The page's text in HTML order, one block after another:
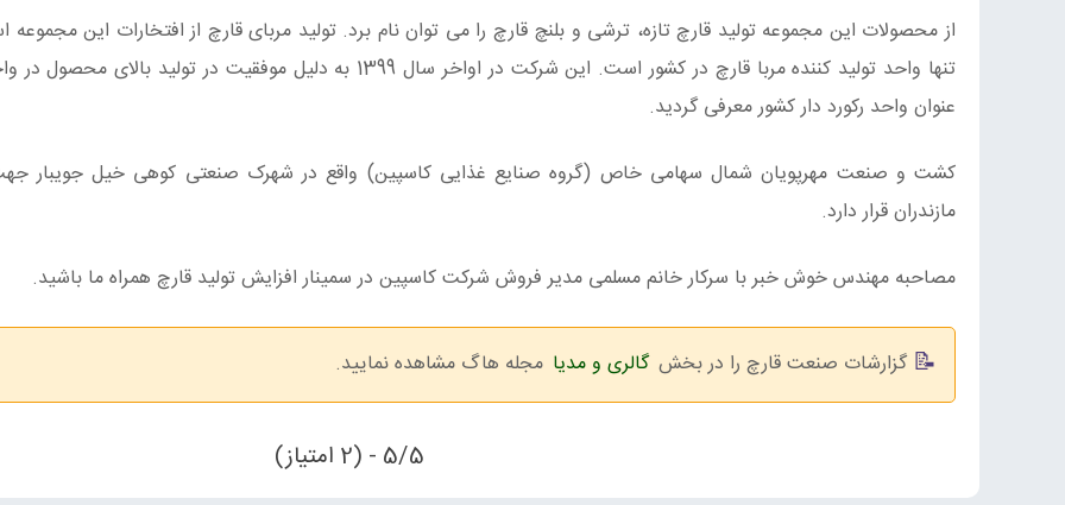
از محصولات این مجموعه تولید قارچ تازه، ترشی و بلنچ قارچ را می توان نام برد. تولید مربای قارچ از افتخارات این مجموعه
تنها واحد تولید کننده مربا قارچ در کشور است. این شرکت در اواخر سال 1399 به دلیل موفقیت در
عنوان واحد رکورد دار کشور معرفی گردید.
کشت و صنعت مهرپویان شمال سهامی خاص (گروه صنایع غذایی کاسپین) واقع در شهرک صنعتی کوهی خیل جویبار
مازندران قرار دارد.
مصاحبه مهندس خوش خبر با سرکار خانم مسلمی مدیر فروش شرکت کاسپین در سمینار افزایش تولید قارچ همراه ما باشید.
گزارشات صنعت قارچ را در بخش گالری و مدیا مجله هاگ مشاهده نمایید.
5/5 - (2 امتیاز)